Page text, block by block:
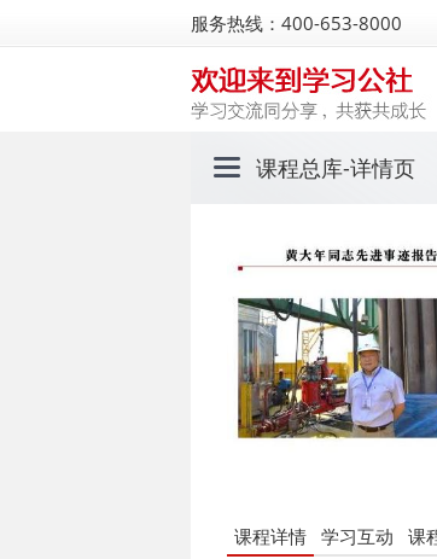
服务热线：400-653-8000
课程总库-详情页
课程详情 学习互动 课